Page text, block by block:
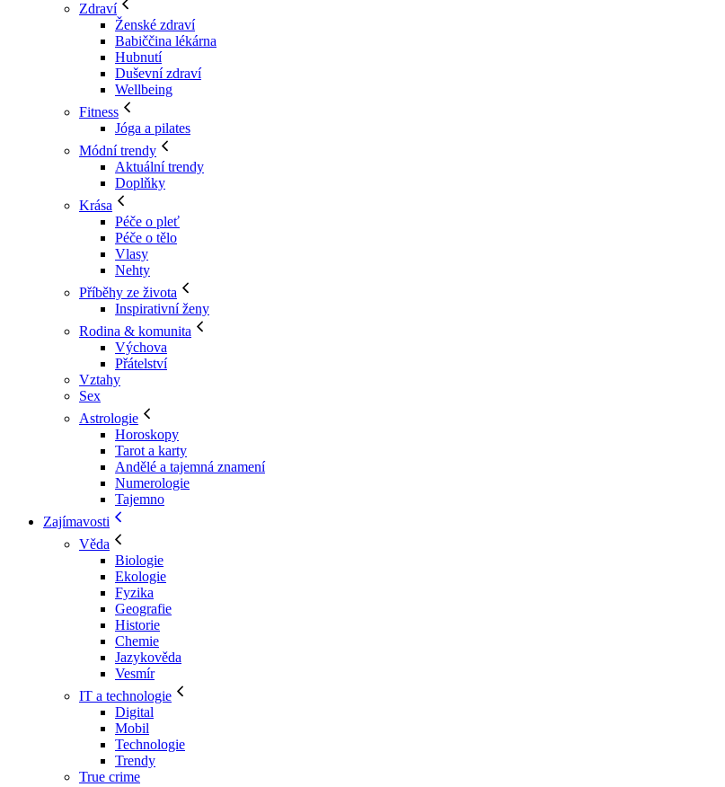
Zdraví
Ženské zdraví
Babiččina lékárna
Hubnutí
Duševní zdraví
Wellbeing
Fitness
Jóga a pilates
Módní trendy
Aktuální trendy
Doplňky
Krása
Péče o pleť
Péče o tělo
Vlasy
Nehty
Příběhy ze života
Inspirativní ženy
Rodina & komunita
Výchova
Přátelství
Vztahy
Sex
Astrologie
Horoskopy
Tarot a karty
Andělé a tajemná znamení
Numerologie
Tajemno
Zajímavosti
Věda
Biologie
Ekologie
Fyzika
Geografie
Historie
Chemie
Jazykověda
Vesmír
IT a technologie
Digital
Mobil
Technologie
Trendy
True crime